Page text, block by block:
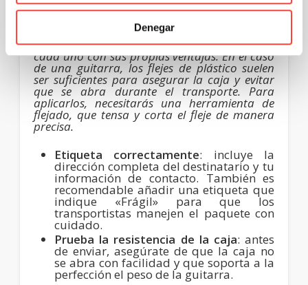
Denegar
El fleje es un material utilizado para reforzar
cajas y paquetes, especialmente aquellos que
son grandes o pesados. Existen diferentes
tipos, como los de plástico, metal y poliéster,
cada uno con sus propias ventajas. En el caso
de una guitarra, los flejes de plástico suelen
ser suficientes para asegurar la caja y evitar
que se abra durante el transporte. Para
aplicarlos, necesitarás una herramienta de
flejado, que tensa y corta el fleje de manera
precisa.
Etiqueta correctamente: incluye la
dirección completa del destinatario y tu
información de contacto. También es
recomendable añadir una etiqueta que
indique «Frágil» para que los
transportistas manejen el paquete con
cuidado.
Prueba la resistencia de la caja: antes
de enviar, asegúrate de que la caja no
se abra con facilidad y que soporta a la
perfección el peso de la guitarra.